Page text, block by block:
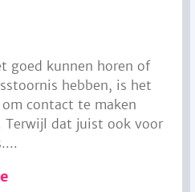
goed kunnen horen of
hebben, is het
contact te maken
Terwijl dat juist ook voor